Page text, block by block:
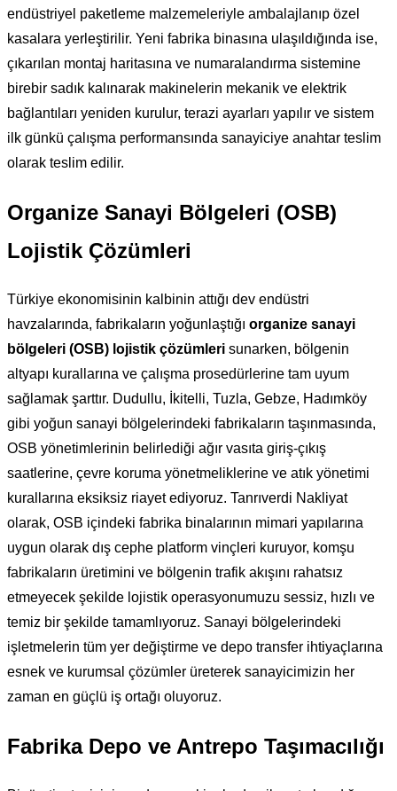
endüstriyel paketleme malzemeleriyle ambalajlanıp özel
kasalara yerleştirilir. Yeni fabrika binasına ulaşıldığında ise,
çıkarılan montaj haritasına ve numaralandırma sistemine
birebir sadık kalınarak makinelerin mekanik ve elektrik
bağlantıları yeniden kurulur, terazi ayarları yapılır ve sistem
ilk günkü çalışma performansında sanayiciye anahtar teslim
olarak teslim edilir.
Organize Sanayi Bölgeleri (OSB)
Lojistik Çözümleri
Türkiye ekonomisinin kalbinin attığı dev endüstri
havzalarında, fabrikaların yoğunlaştığı organize sanayi
bölgeleri (OSB) lojistik çözümleri sunarken, bölgenin
altyapı kurallarına ve çalışma prosedürlerine tam uyum
sağlamak şarttır. Dudullu, İkitelli, Tuzla, Gebze, Hadımköy
gibi yoğun sanayi bölgelerindeki fabrikaların taşınmasında,
OSB yönetimlerinin belirlediği ağır vasıta giriş-çıkış
saatlerine, çevre koruma yönetmeliklerine ve atık yönetimi
kurallarına eksiksiz riayet ediyoruz. Tanrıverdi Nakliyat
olarak, OSB içindeki fabrika binalarının mimari yapılarına
uygun olarak dış cephe platform vinçleri kuruyor, komşu
fabrikaların üretimini ve bölgenin trafik akışını rahatsız
etmeyecek şekilde lojistik operasyonumuzu sessiz, hızlı ve
temiz bir şekilde tamamlıyoruz. Sanayi bölgelerindeki
işletmelerin tüm yer değiştirme ve depo transfer ihtiyaçlarına
esnek ve kurumsal çözümler üreterek sanayicimizin her
zaman en güçlü iş ortağı oluyoruz.
Fabrika Depo ve Antrepo Taşımacılığı